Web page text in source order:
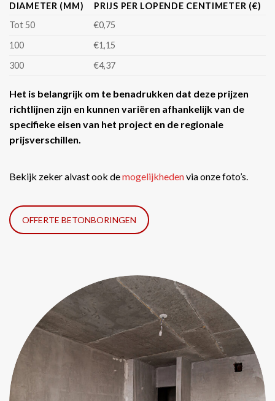
DIAMETER (MM)
PRIJS PER LOPENDE CENTIMETER (€)
Tot 50
€0,75
100
€1,15
300
€4,37
Het is belangrijk om te benadrukken dat deze prijzen
richtlijnen zijn en kunnen variëren afhankelijk van de
specifieke eisen van het project en de regionale
prijsverschillen.
Bekijk zeker alvast ook demogelijkhedenvia onze foto’s.
OFFERTE BETONBORINGEN